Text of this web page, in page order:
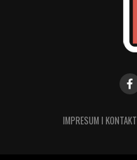
IMPRESUM I KONTAKT